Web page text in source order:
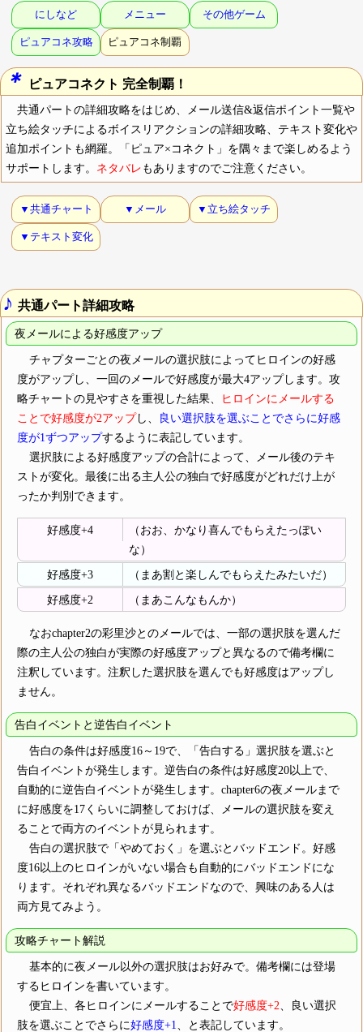
にしなど メニュー その他ゲーム
ピュアコネ攻略 ピュアコネ制覇
＊ ピュアコネクト 完全制覇！
共通パートの詳細攻略をはじめ、メール送信&返信ポイント一覧や
立ち絵タッチによるボイスリアクションの詳細攻略、テキスト変化や
追加ポイントも網羅。「ピュア×コネクト」を隅々まで楽しめるよう
サポートします。 ネタバレもありますのでご注意ください。
▼共通チャート ▼メール ▼立ち絵タッチ
▼テキスト変化
♪ 共通パート詳細攻略
夜メールによる好感度アップ
チャプターごとの夜メールの選択肢によってヒロインの好感
度がアップし、一回のメールで好感度が最大4アップします。攻
略チャートの見やすさを重視した結果、
ヒロインにメールする
ことで好感度が2アップし、
良い選択肢を選ぶことでさらに好感
度が1ずつアップするように表記しています。
選択肢による好感度アップの合計によって、メール後のテキ
ストが変化。最後に出る主人公の独白で好感度がどれだけ上が
ったか判別できます。
好感度+4
（おお、かなり喜んでもらえたっぽい
な）
好感度+3
（まあ割と楽しんでもらえたみたいだ）
好感度+2
（まあこんなもんか）
なおchapter2の彩里沙とのメールでは、一部の選択肢を選んだ
際の主人公の独白が実際の好感度アップと異なるので備考欄に
注釈しています。注釈した選択肢を選んでも好感度はアップし
ません。
告白イベントと逆告白イベント
告白の条件は好感度16～19で、「告白する」選択肢を選ぶと
告白イベントが発生します。逆告白の条件は好感度20以上で、
自動的に逆告白イベントが発生します。chapter6の夜メールまで
に好感度を17くらいに調整しておけば、メールの選択肢を変え
ることで両方のイベントが見られます。
告白の選択肢で「やめておく」を選ぶとバッドエンド。好感
度16以上のヒロインがいない場合も自動的にバッドエンドにな
ります。それぞれ異なるバッドエンドなので、興味のある人は
両方見てみよう。
攻略チャート解説
基本的に夜メール以外の選択肢はお好みで。備考欄には登場
するヒロインを書いています。
便宜上、各ヒロインにメールすることで好感度+2 、良い選択
肢を選ぶことでさらに好感度+1 、と表記しています。